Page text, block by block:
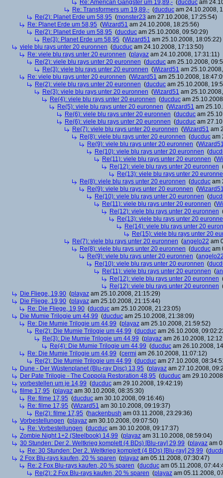
Re: American Gangster um 19,89,- (ducduc am
Re: Transformers um 19,89,- (ducduc am 24.10.2008,
Re(2): Planet Erde um 58,95 (monster23 am 27.10.2008, 17:25:54)
Re: Planet Erde um 58,95 (Wizard51 am 24.10.2008, 18:25:56)
Re(2): Planet Erde um 58,95 (ducduc am 25.10.2008, 09:50:29)
Re(3): Planet Erde um 58,95 (Wizard51 am 25.10.2008, 18:05:22)
viele blu rays unter 20 euronnen (ducduc am 24.10.2008, 17:13:50)
Re: viele blu rays unter 20 euronnen (playaz am 24.10.2008, 17:31:11)
Re(2): viele blu rays unter 20 euronnen (ducduc am 25.10.2008,
Re(3): viele blu rays unter 20 euronnen (Wizard51 am
Re: viele blu rays unter 20 euronnen (Wizard51 am 25.10.2008,
Re(2): viele blu rays unter 20 euronnen (ducduc am 25.10.2008,
Re(3): viele blu rays unter 20 euronnen (Wizard51 am
Re(4): viele blu rays unter 20 euronnen (ducduc am
Re(5): viele blu rays unter 20 euronnen (Wizard51 am
Re(6): viele blu rays unter 20 euronnen (ducduc am
Re(6): viele blu rays unter 20 euronnen (ducduc am
Re(7): viele blu rays unter 20 euronnen (Wizard51 am
Re(8): viele blu rays unter 20 euronnen (ducduc am
Re(9): viele blu rays unter 20 euronnen (
Re(10): viele blu rays unter 20 euronnen (
Re(11): viele blu rays unter 20 euronnen (
Re(12): viele blu rays unter 20 euronnen
Re(13): viele blu rays unter 20
Re(8): viele blu rays unter 20 euronnen (ducduc am
Re(9): viele blu rays unter 20 euronnen (
Re(10): viele blu rays unter 20 euronnen (
Re(11): viele blu rays unter 20 euronnen (
Re(12): viele blu rays unter 20 euronnen
Re(13): viele blu rays unter 20
Re(14): viele blu rays unter 20
Re(15): viele blu rays unter 20
Re(7): viele blu rays unter 20 euronnen (angelo22 am
Re(8): viele blu rays unter 20 euronnen (ducduc am
Re(9): viele blu rays unter 20 euronnen (
Re(10): viele blu rays unter 20 euronnen (
Re(11): viele blu rays unter 20 euronnen (
Re(12): viele blu rays unter 20 euronnen
Re(12): viele blu rays unter 20 euronnen
Die Fliege, 19,90 (playaz am 25.10.2008, 21:15:29)
Die Fliege, 19,90 (playaz am 25.10.2008, 21:15:44)
Re: Die Fliege, 19,90 (ducduc am 25.10.2008, 21:23:05)
Die Mumie Trilogie um 44,99 (ducduc am 25.10.2008, 21:38:09)
Re: Die Mumie Trilogie um 44,99 (playaz am 25.10.2008, 21:59:52)
Re(2): Die Mumie Trilogie um 44,99 (ducduc am 26.10.2008,
Re(3): Die Mumie Trilogie um 44,99 (playaz am 26.10.2008,
Re(4): Die Mumie Trilogie um 44,99 (ducduc am 26.10.2008,
Re: Die Mumie Trilogie um 44,99 (cermi am 26.10.2008, 11:07:12)
Re(2): Die Mumie Trilogie um 44,99 (ducduc am 27.10.2008,
Dune - Der Wüstenplanet (Blu-ray Disc) 13,95 (playaz am 27.10.2008,
Der Pate Trilogie - The Coppola Restoration 48,95 (ducduc am
vorbestellen um je 14,99 (ducduc am 29.10.2008, 19:42:19)
filme 17,95 (playaz am 30.10.2008, 08:35:30)
Re: filme 17,95 (ducduc am 30.10.2008, 09:16:46)
Re: filme 17,95 (Wizard51 am 30.10.2008, 09:19:37)
Re(2): filme 17,95 (hackenbush am 03.11.2008, 23:29:36)
Vorbestellungen (playaz am 30.10.2008, 09:07:50)
Re: Vorbestellungen (ducduc am 30.10.2008, 09:17:37)
Zombie Night 1+2 (Steelbook) 14,99 (playaz am 31.10.2008, 08:59:04)
30 Stunden: Der 2. Weltkrieg komplett (4 BDs) [Blu-ray] 29,99 (playaz am
Re: 30 Stunden: Der 2. Weltkrieg komplett (4 BDs) [Blu-ray] 29,99 (
2 Fox Blu-rays kaufen, 20 % sparen (playaz am 05.11.2008, 07:30:47)
Re: 2 Fox Blu-rays kaufen, 20 % sparen (ducduc am 05.11.2008,
Re(2): 2 Fox Blu-rays kaufen, 20 % sparen (playaz am 05.11.2008,